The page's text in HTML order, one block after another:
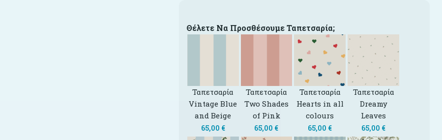
Θέλετε Να Προσθέσουμε Ταπετσαρία;
Ταπετσαρία
Vintage Blue
and Beige
65,00 €
Ταπετσαρία
Two Shades
of Pink
65,00 €
Ταπετσαρία
Hearts in all
colours
65,00 €
Ταπετσαρία
Dreamy
Leaves
65,00 €